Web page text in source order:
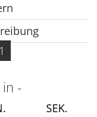
-
SEK.